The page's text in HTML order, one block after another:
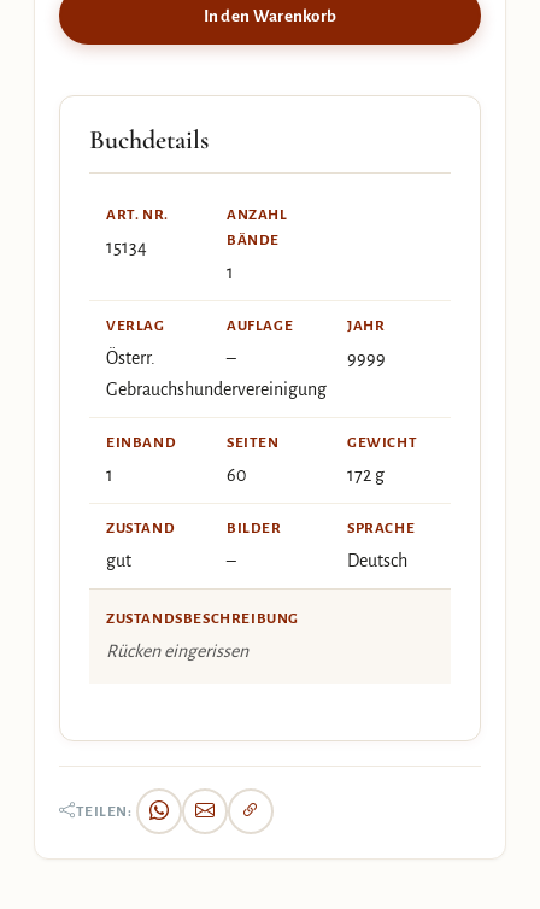
In den Warenkorb
Buchdetails
ART. NR.
15134
ANZAHL
BÄNDE
1
VERLAG
Österr.
Gebrauchshundervereinigung
AUFLAGE
–
JAHR
9999
EINBAND
1
SEITEN
60
GEWICHT
172 g
ZUSTAND
gut
BILDER
–
SPRACHE
Deutsch
ZUSTANDSBESCHREIBUNG
Rücken eingerissen
TEILEN: